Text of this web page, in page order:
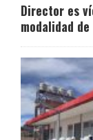
Director es
modalidad